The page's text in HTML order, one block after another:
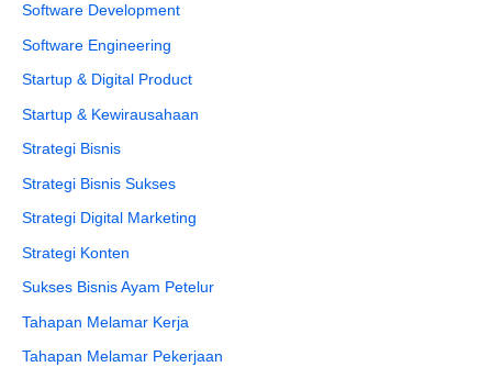
Software Development
Software Engineering
Startup & Digital Product
Startup & Kewirausahaan
Strategi Bisnis
Strategi Bisnis Sukses
Strategi Digital Marketing
Strategi Konten
Sukses Bisnis Ayam Petelur
Tahapan Melamar Kerja
Tahapan Melamar Pekerjaan